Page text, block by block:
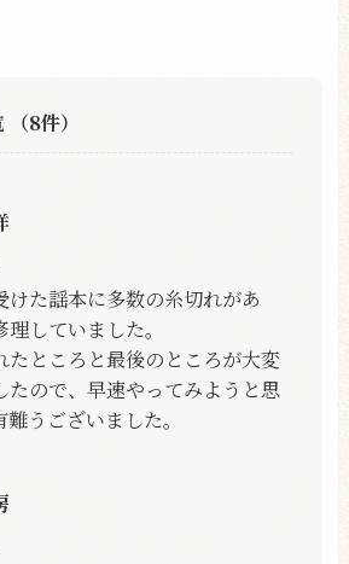
（8件）
けた謡本に多数の糸切れがあ
していました。
たところと最後のところが大変
たので、早速やってみようと思
うございました。